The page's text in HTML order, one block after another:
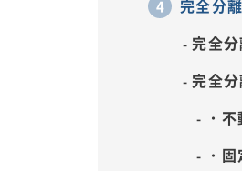
完全分
完全
完全
・
・